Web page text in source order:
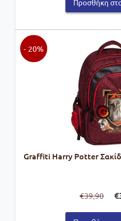
Προσθήκη
Graffiti Harry Potter
- 20%
€39,90
was:
€